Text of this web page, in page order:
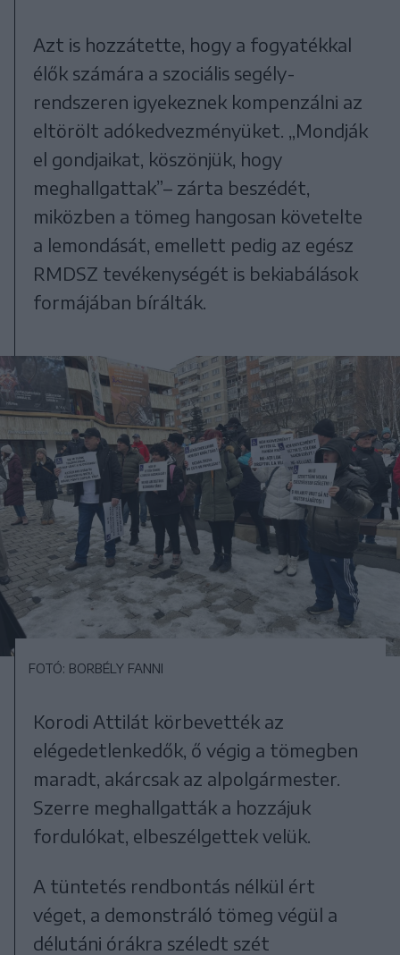
Azt is hozzátette, hogy a fogyatékkal
élők számára a szociális segély-
rendszeren igyekeznek kompenzálni az
eltörölt adókedvezményüket. „Mondják
el gondjaikat, köszönjük, hogy
meghallgattak”– zárta beszédét,
miközben a tömeg hangosan követelte
a lemondását, emellett pedig az egész
RMDSZ tevékenységét is bekiabálások
formájában bírálták.
FOTÓ: BORBÉLY FANNI
Korodi Attilát körbevették az
elégedetlenkedők, ő végig a tömegben
maradt, akárcsak az alpolgármester.
Szerre meghallgatták a hozzájuk
fordulókat, elbeszélgettek velük.
A tüntetés rendbontás nélkül ért
véget, a demonstráló tömeg végül a
délutáni órákra széledt szét